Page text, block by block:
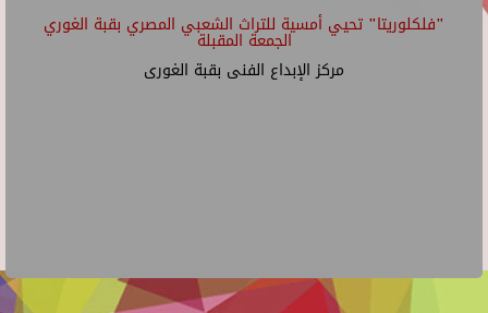
"فلكلوريتا" تحيي أمسية للتراث الشعبي المصري بقبة الغوري
الجمعة المقبلة
مركز الإبداع الفنى بقبة الغورى